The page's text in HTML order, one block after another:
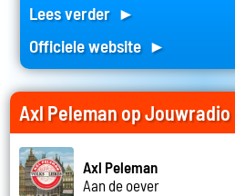
Lees verder ►
Officiele website ►
Axl Peleman op Jouwradio
Axl Peleman
Aan de oever